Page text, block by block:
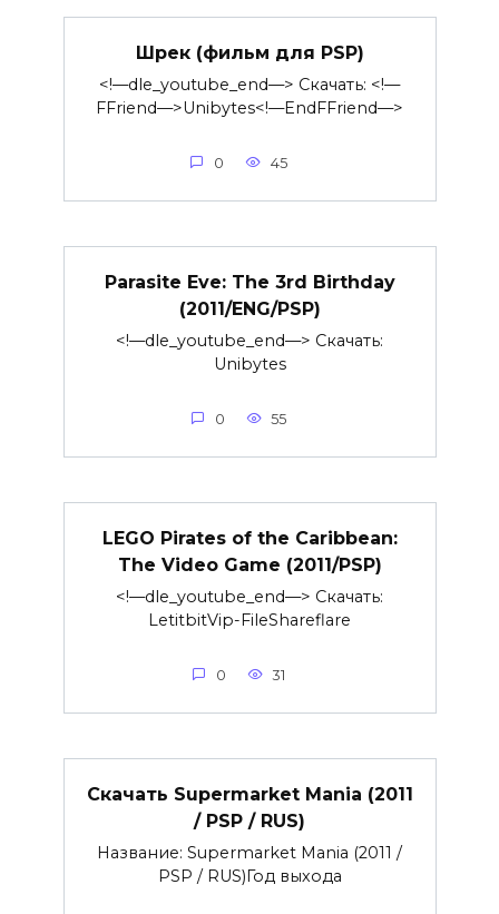
Шрек (фильм для PSP)
<!—dle_youtube_end—> Скачать: <!—
FFriend—>Unibytes<!—EndFFriend—>
0 45
Parasite Eve: The 3rd Birthday
(2011/ENG/PSP)
<!—dle_youtube_end—> Скачать:
Unibytes
0 55
LEGO Pirates of the Caribbean:
The Video Game (2011/PSP)
<!—dle_youtube_end—> Скачать:
LetitbitVip-FileShareflare
0 31
Скачать Supermarket Mania (2011
/ PSP / RUS)
Название: Supermarket Mania (2011 /
PSP / RUS)Год выхода